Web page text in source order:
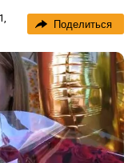
Поделиться